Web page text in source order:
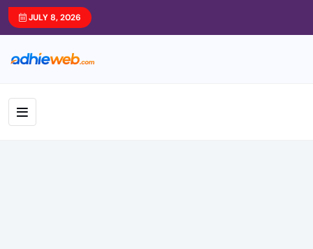
JULY 8, 2026